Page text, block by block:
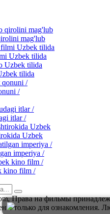
mag'lub
Uzbek tilida
tilida
/
itlar /
Uzbek
imperiya /
kino film /
Права на фильмы
только для ознакомления.